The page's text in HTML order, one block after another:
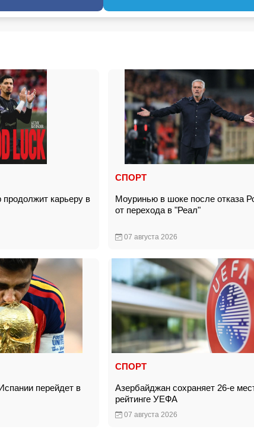
карьеру в
СПОРТ
Моуринью в шоке после отказа
от перехода в "Реал"
07 августа 2026
перейдет в
СПОРТ
Азербайджан сохраняет 26-е
рейтинге УЕФА
07 августа 2026